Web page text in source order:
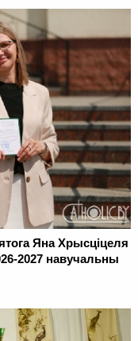
Яна Хрысціцеля
2027 навучальны